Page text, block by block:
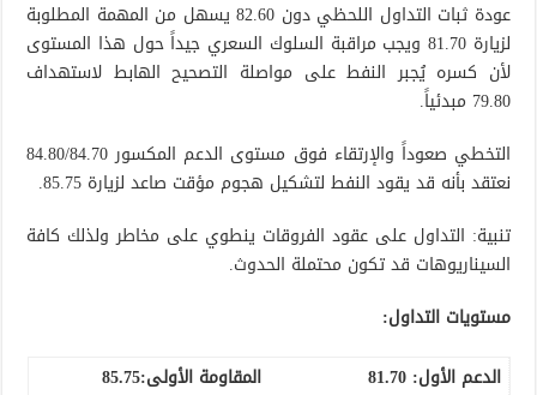
عودة ثبات التداول اللحظي دون 82.60 يسهل من المهمة المطلوبة
لزيارة 81.70 ويجب مراقبة السلوك السعري جيداً حول هذا المستوى
لأن كسره يُجبر النفط على مواصلة التصحيح الهابط لاستهداف
79.80 مبدئياً.
التخطي صعوداً والإرتقاء فوق مستوى الدعم المكسور 84.80/84.70
نعتقد بأنه قد يقود النفط لتشكيل هجوم مؤقت صاعد لزيارة 85.75.
تنبية: التداول على عقود الفروقات ينطوي على مخاطر ولذلك كافة
السيناريوهات قد تكون محتملة الحدوث.
مستويات التداول:
الدعم الأول: 81.70
المقاومة الأولى:85.75